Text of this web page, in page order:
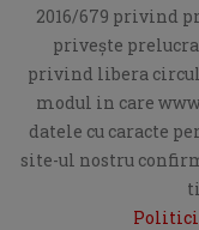
2016/679 privind
privește
privind libera
modul in care
datele cu caracte
site-ul nostru